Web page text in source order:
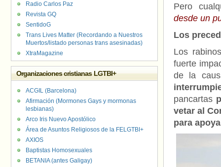
Pero
desde un
Los
Los
fuerte
de la
pancartas
vetar al
para
Radio Carlos Paz
Revista GQ
SentidoG
Trans Lives Matter (Recordando a Nuestros
Muertos/listado personas trans asesinadas)
XtraMagazine
Organizaciones cristianas LGTBI+
ACGIL (Barcelona)
Afirmación (Mormones Gays y mormonas
lesbianas)
Arco Iris Nuevo Apostólico
Área de Asuntos Religiosos de la FELGTBI+
AXIOS
Baptistas Homosexuales
BETANIA (antes Galigay)